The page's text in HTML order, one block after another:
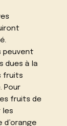
peuvent
dues à la
fruits
Pour
fruits de
les
d’orange